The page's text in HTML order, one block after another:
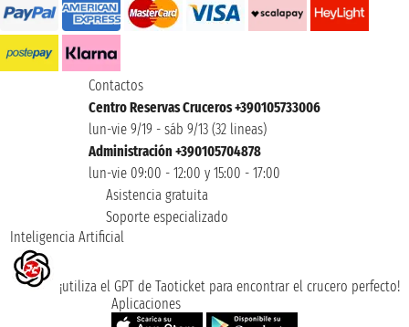
Contactos
Centro Reservas Cruceros +390105733006
lun-vie 9/19 - sáb 9/13 (32 lineas)
Administración +390105704878
lun-vie 09:00 - 12:00 y 15:00 - 17:00
Asistencia gratuita
Soporte especializado
Inteligencia Artificial
¡utiliza el GPT de Taoticket para encontrar el crucero perfecto!
Aplicaciones